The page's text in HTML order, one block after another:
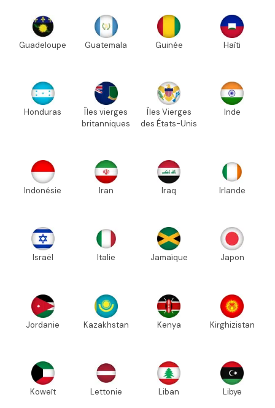
Guadeloupe Guatemala Guinée Haïti
Honduras
Îles vierges
britanniques
Îles Vierges
des États-Unis
Inde
Indonésie Iran Iraq Irlande
Israël Italie Jamaïque Japon
Jordanie Kazakhstan Kenya Kirghizistan
Koweït Lettonie Liban Libye